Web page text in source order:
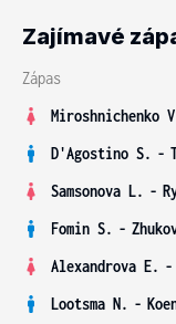
Zajímavé
Zápas
Miroshnichenko
D'Agostino S. -
Samsonova L. -
Fomin S. -
Alexandrova E. -
Lootsma N. -